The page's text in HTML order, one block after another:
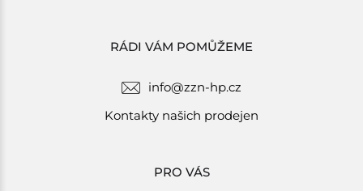
RÁDI VÁM POMŮŽEME
info@zzn-hp.cz
Kontakty našich prodejen
PRO VÁS